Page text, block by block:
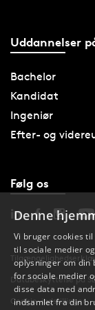
Uddannelser
Bachelor
Kandidat
Ingeniør
Efter- og
Følg os
Databeskyttelse på
Cookie-indstillinger
Denne
Vi bruger cookies
til sociale medier
oplysninger om din
for sociale medier
disse data med
indsamlet fra din